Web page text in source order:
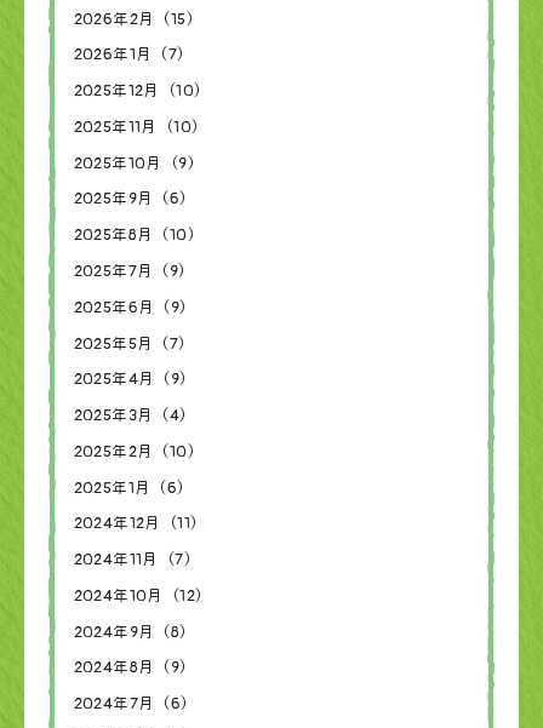
2026年2月（15）
2026年1月（7）
2025年12月（10）
2025年11月（10）
2025年10月（9）
2025年9月（6）
2025年8月（10）
2025年7月（9）
2025年6月（9）
2025年5月（7）
2025年4月（9）
2025年3月（4）
2025年2月（10）
2025年1月（6）
2024年12月（11）
2024年11月（7）
2024年10月（12）
2024年9月（8）
2024年8月（9）
2024年7月（6）